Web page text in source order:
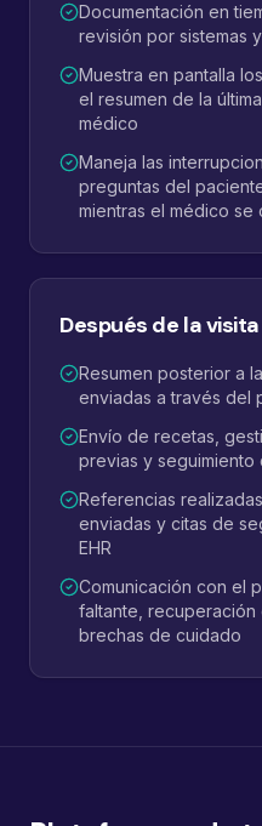
Documentación en
revisión por sistemas
Muestra en pantalla
el resumen de la
médico
Maneja las
preguntas del
mientras el médico se
Después de la visita
Resumen posterior a
enviadas a través del
Envío de recetas,
previas y seguimiento
Referencias
enviadas y citas de
EHR
Comunicación con el
faltante,
brechas de cuidado